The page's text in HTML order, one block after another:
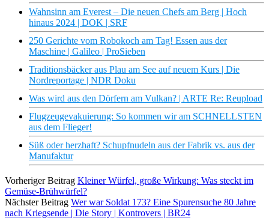
Wahnsinn am Everest – Die neuen Chefs am Berg | Hoch
hinaus 2024 | DOK | SRF
250 Gerichte vom Robokoch am Tag! Essen aus der
Maschine | Galileo | ProSieben
Traditionsbäcker aus Plau am See auf neuem Kurs | Die
Nordreportage | NDR Doku
Was wird aus den Dörfern am Vulkan? | ARTE Re: Reupload
Flugzeugevakuierung: So kommen wir am SCHNELLSTEN
aus dem Flieger!
Süß oder herzhaft? Schupfnudeln aus der Fabrik vs. aus der
Manufaktur
Vorheriger Beitrag Kleiner Würfel, große Wirkung: Was steckt im
Gemüse-Brühwürfel?
Nächster Beitrag Wer war Soldat 173? Eine Spurensuche 80 Jahre
nach Kriegsende | Die Story | Kontrovers | BR24